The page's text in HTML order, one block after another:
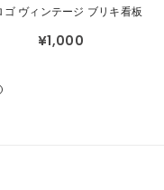
ゴ ヴィンテージ ブリキ看板
¥1,000